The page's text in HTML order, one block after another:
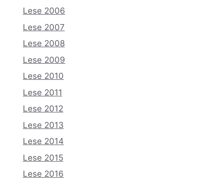
Lese 2006
Lese 2007
Lese 2008
Lese 2009
Lese 2010
Lese 2011
Lese 2012
Lese 2013
Lese 2014
Lese 2015
Lese 2016